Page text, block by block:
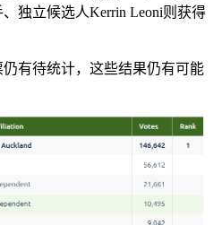
独立候选人Kerrin Leoni则获得
有待统计，这些结果仍有可能